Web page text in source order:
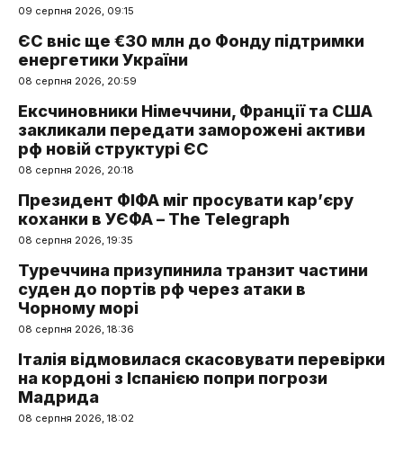
09 серпня 2026, 09:15
ЄС вніс ще €30 млн до Фонду підтримки
енергетики України
08 серпня 2026, 20:59
Ексчиновники Німеччини, Франції та США
закликали передати заморожені активи
рф новій структурі ЄС
08 серпня 2026, 20:18
Президент ФІФА міг просувати кар’єру
коханки в УЄФА – The Telegraph
08 серпня 2026, 19:35
Туреччина призупинила транзит частини
суден до портів рф через атаки в
Чорному морі
08 серпня 2026, 18:36
Італія відмовилася скасовувати перевірки
на кордоні з Іспанією попри погрози
Мадрида
08 серпня 2026, 18:02